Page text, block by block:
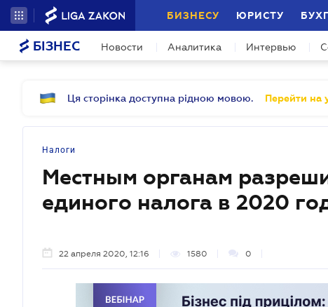
БИЗНЕСУ ЮРИСТУ
БІЗНЕС Новости Аналитика Интервью
Ця сторінка доступна рідною мовою. Перейти на
Налоги
Местным органам
единого налога в 2020
22 апреля 2020, 12:16 1580 0